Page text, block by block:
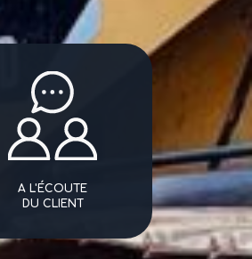
A L'ÉCOUTE
DU CLIENT